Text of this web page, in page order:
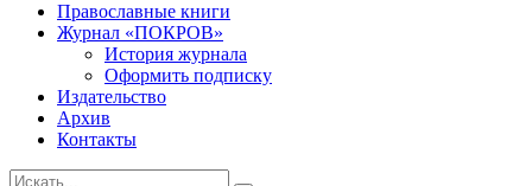
Православные книги
Журнал «ПОКРОВ»
История журнала
Оформить подписку
Издательство
Архив
Контакты